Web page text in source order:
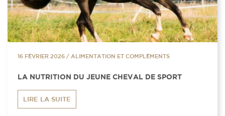
16 FÉVRIER 2026 / ALIMENTATION ET COMPLÉMENTS
LA NUTRITION DU JEUNE CHEVAL DE SPORT
LIRE LA SUITE